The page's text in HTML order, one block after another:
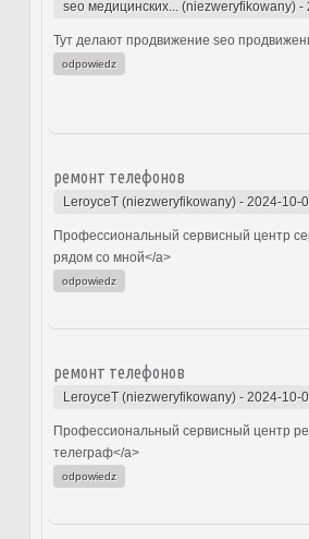
seo медицинских... (niezweryfikowany) -
Тут делают продвижение seo
odpowiedz
ремонт телефонов
LeroyceT (niezweryfikowany) - 2024-10-
Профессиональный сервисный центр
рядом со мной</a>
odpowiedz
ремонт телефонов
LeroyceT (niezweryfikowany) - 2024-10-
Профессиональный сервисный центр
телеграф</a>
odpowiedz